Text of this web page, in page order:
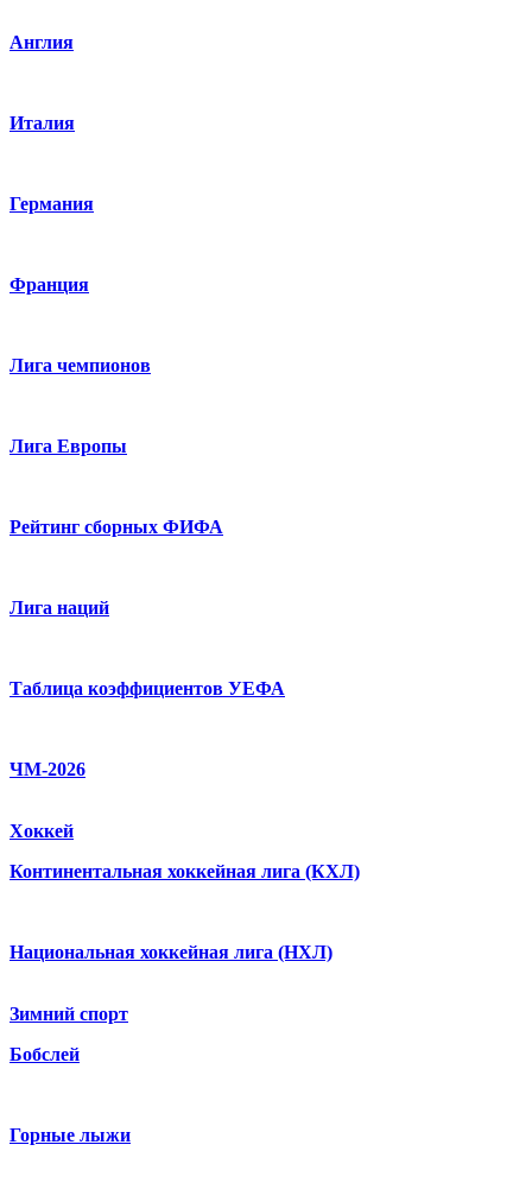
Англия
Италия
Германия
Франция
Лига чемпионов
Лига Европы
Рейтинг сборных ФИФА
Лига наций
Таблица коэффициентов УЕФА
ЧМ-2026
Хоккей
Континентальная хоккейная лига (КХЛ)
Национальная хоккейная лига (НХЛ)
Зимний спорт
Бобслей
Горные лыжи